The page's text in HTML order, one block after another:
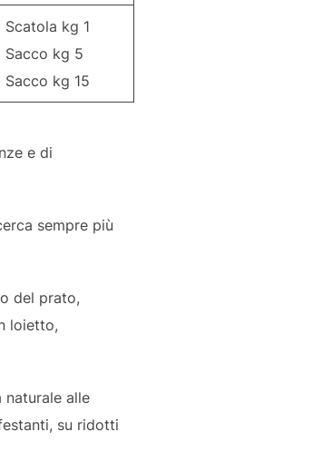
Scatola kg 1
Sacco kg 5
Sacco kg 15
e di
sempre più
del prato,
loietto,
naturale alle
su ridotti